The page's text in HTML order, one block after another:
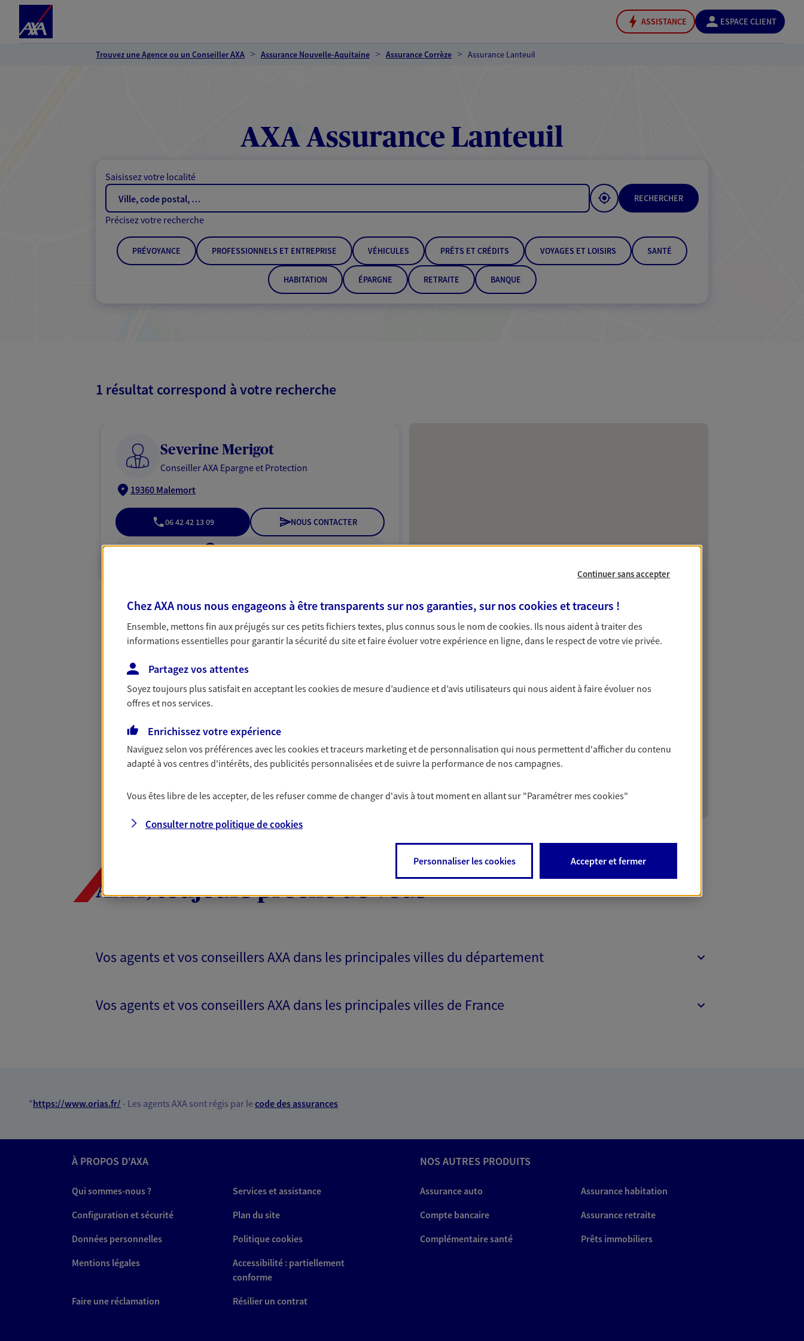
ASSISTANCE ESPACE CLIENT
Trouvez une Agence ou un Conseiller AXA Assurance Nouvelle-Aquitaine Assurance Corrèze Assurance Lanteuil
AXA Assurance Lanteuil
Saisissez votre localité
RECHERCHER
Précisez votre recherche
PRÉVOYANCE PROFESSIONNELS ET ENTREPRISE VÉHICULES PRÊTS ET CRÉDITS VOYAGES ET LOISIRS SANTÉ
HABITATION ÉPARGNE RETRAITE BANQUE
1 résultat correspond à votre recherche
Severine Merigot
Conseiller AXA Epargne et Protection
19360 Malemort
06 42 42 13 09 NOUS CONTACTER
VOIR NOTRE SITE WEB
AXA, toujours proche de vous
Vos agents et vos conseillers AXA dans les principales villes du département
Vos agents et vos conseillers AXA dans les principales villes de France
*https://www.orias.fr/ - Les agents AXA sont régis par lecode des assurances
À PROPOS D'AXA
Qui sommes-nous ?
Services et assistance
Configuration et sécurité
Plan du site
Données personnelles
Politique cookies
Mentions légales
Accessibilité : partiellement
conforme
Faire une réclamation
Résilier un contrat
NOS AUTRES PRODUITS
Assurance auto
Assurance habitation
Compte bancaire
Assurance retraite
Complémentaire santé
Prêts immobiliers
Continuer sans accepter
Chez AXA nous nous engageons à être transparents sur nos garanties, sur nos cookies et traceurs !
Ensemble, mettons fin aux préjugés sur ces petits fichiers textes, plus connus sous le nom decookies. Ils nous aident à traiter des
informations essentielles pour garantir la sécurité du site et faire évoluer votre expérience en ligne, dans le respect de votre vie privée.
Partagez vos attentes
Soyez toujours plus satisfait en acceptant lescookiesde mesure d’audience et d’avis utilisateurs qui nous aident à faire évoluer nos
offres et nos services.
Enrichissez votre expérience
Naviguez selon vos préférences avec lescookies et traceurs marketing et de personnalisation qui nous permettent d'afficher du contenu
adapté à vos centres d'intérêts, des publicités personnalisées et de suivre la performance de nos campagnes.
Vous êtes libre de les accepter, de les refuser comme de changer d'avis à tout moment en allant sur "Paramétrer mescookies"
Consulter notre politique decookies
Personnaliser les cookies Accepter et fermer